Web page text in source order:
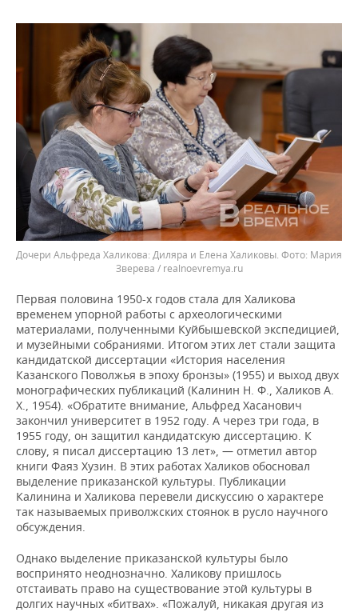
Дочери Альфреда Халикова: Диляра и Елена Халиковы.
Мария
Зверева / realnoevremya.ru
Первая половина 1950-х годов стала для Халикова
временем упорной работы с археологическими
материалами, полученными Куйбышевской экспедицией,
и музейными собраниями. Итогом этих лет стали защита
кандидатской диссертации «История населения
Казанского Поволжья в эпоху бронзы» (1955) и выход двух
монографических публикаций (Калинин Н. Ф., Халиков А.
Х., 1954). «Обратите внимание, Альфред Хасанович
закончил университет в 1952 году. А через три года, в
1955 году, он защитил кандидатскую диссертацию. К
слову, я писал диссертацию 13 лет», — отметил автор
книги Фаяз Хузин. В этих работах Халиков обосновал
выделение приказанской культуры. Публикации
Калинина и Халикова перевели дискуссию о характере
так называемых приволжских стоянок в русло научного
обсуждения.
Однако выделение приказанской культуры было
воспринято неоднозначно. Халикову пришлось
отстаивать право на существование этой культуры в
долгих научных «битвах». «Пожалуй, никакая другая из